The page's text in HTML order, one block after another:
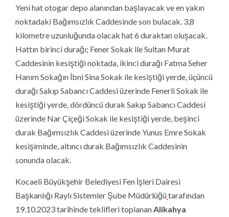
Yeni hat otogar depo alanından başlayacak ve en yakın
noktadaki Bağımsızlık Caddesinde son bulacak. 3,8
kilometre uzunluğunda olacak hat 6 duraktan oluşacak.
Hattın birinci durağı; Fener Sokak ile Sultan Murat
Caddesinin kesiştiği noktada, ikinci durağı Fatma Seher
Hanım Sokağın İbni Sina Sokak ile kesiştiği yerde, üçüncü
durağı Sakıp Sabancı Caddesi üzerinde Fenerli Sokak ile
kesiştiği yerde, dördüncü durak Sakıp Sabancı Caddesi
üzerinde Nar Çiçeği Sokak ile kesiştiği yerde, beşinci
durak Bağımsızlık Caddesi üzerinde Yunus Emre Sokak
kesişiminde, altıncı durak Bağımsızlık Caddesinin
sonunda olacak.
Kocaeli Büyükşehir Belediyesi Fen İşleri Dairesi
Başkanlığı Raylı Sistemler Şube Müdürlüğütarafından
19.10.2023 tarihinde teklifleri toplananAlikahya